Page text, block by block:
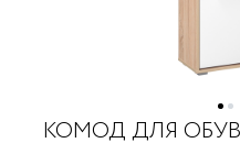
КОМОД ДЛЯ